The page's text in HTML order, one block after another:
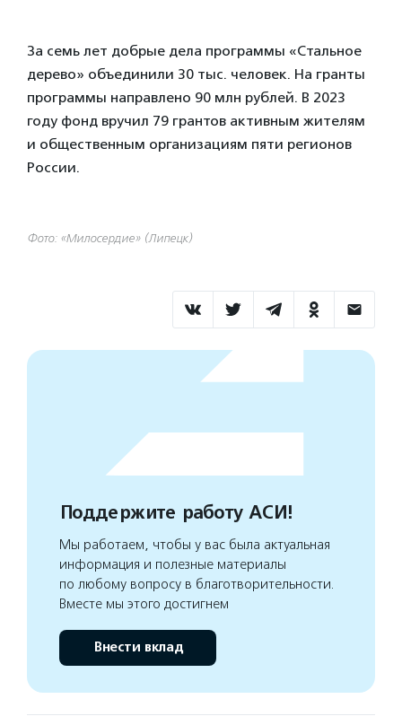
За семь лет добрые дела программы «Стальное
дерево» объединили 30 тыс. человек. На гранты
программы направлено 90 млн рублей. В 2023
году фонд вручил 79 грантов активным жителям
и общественным организациям пяти регионов
России.
Фото: «Милосердие» (Липецк)
Поддержите работу АСИ!
Мы работаем, чтобы у вас была актуальная
информация и полезные материалы
по любому вопросу в благотворительности.
Вместе мы этого достигнем
Внести вклад